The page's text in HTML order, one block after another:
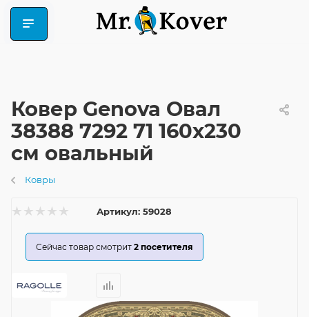
Ковер Genova Овал
38388 7292 71 160x230
см овальный
Ковры
Артикул: 59028
Сейчас товар смотрит 2 посетителя